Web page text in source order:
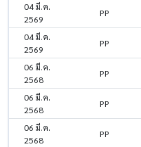
04 มี.ค.
2569
PP
04 มี.ค.
2569
PP
06 มี.ค.
2568
PP
06 มี.ค.
2568
PP
06 มี.ค.
2568
PP